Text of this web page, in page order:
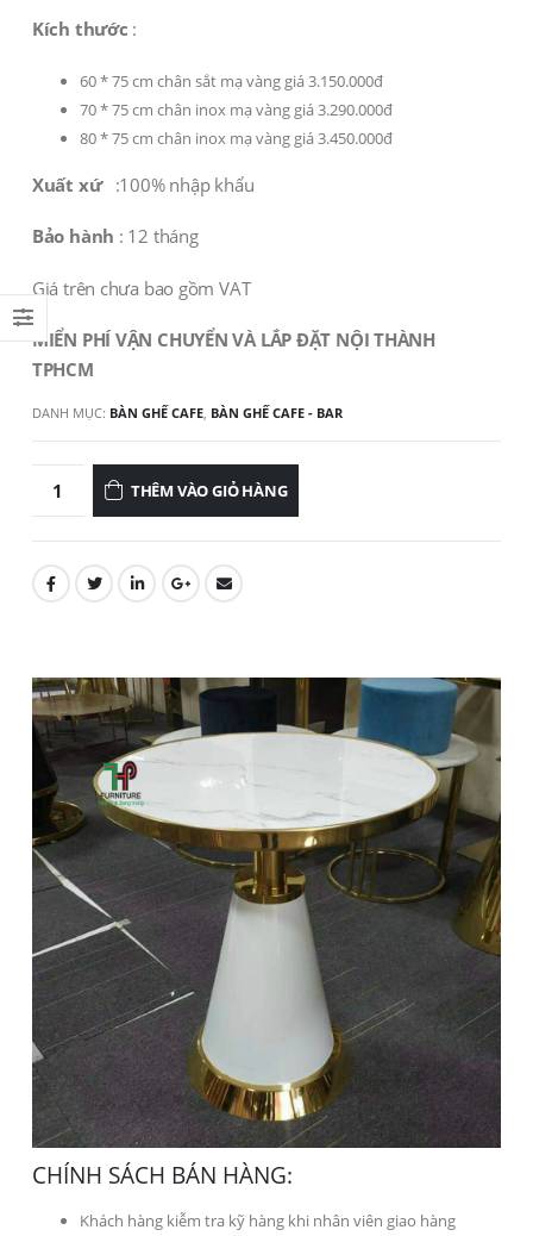
Kích thước :
60 * 75 cm chân sắt mạ vàng giá 3.150.000đ
70 * 75 cm chân inox mạ vàng giá 3.290.000đ
80 * 75 cm chân inox mạ vàng giá 3.450.000đ
Xuất xứ :100% nhập khẩu
Bảo hành : 12 tháng
Giá trên chưa bao gồm VAT
MIỂN PHÍ VẬN CHUYỂN VÀ LẮP ĐẶT NỘI THÀNH
TPHCM
DANH MỤC: BÀN GHẾ CAFE, BÀN GHẾ CAFE - BAR
THÊM VÀO GIỎ HÀNG
CHÍNH SÁCH BÁN HÀNG:
Khách hàng kiễm tra kỹ hàng khi nhân viên giao hàng